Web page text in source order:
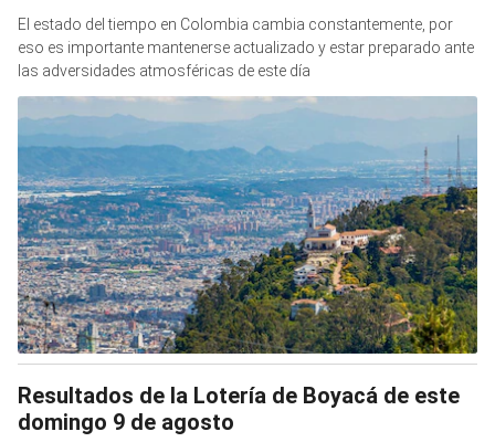
El estado del tiempo en Colombia cambia constantemente, por
eso es importante mantenerse actualizado y estar preparado ante
las adversidades atmosféricas de este día
Resultados de la Lotería de Boyacá de este
domingo 9 de agosto